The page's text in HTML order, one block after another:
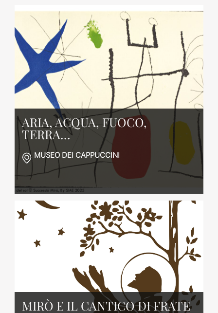
ARIA, ACQUA, FUOCO,
TERRA…
MUSEO DEI CAPPUCCINI
MIRÒ E IL CANTICO DI FRATE